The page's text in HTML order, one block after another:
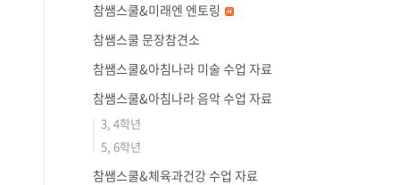
참쌤스쿨&미래엔 엔토링
참쌤스쿨 문장참견소
참쌤스쿨&아침나라 미술 수업 자료
참쌤스쿨&아침나라 음악 수업 자료
3, 4학년
5, 6학년
참쌤스쿨&체육과건강 수업 자료